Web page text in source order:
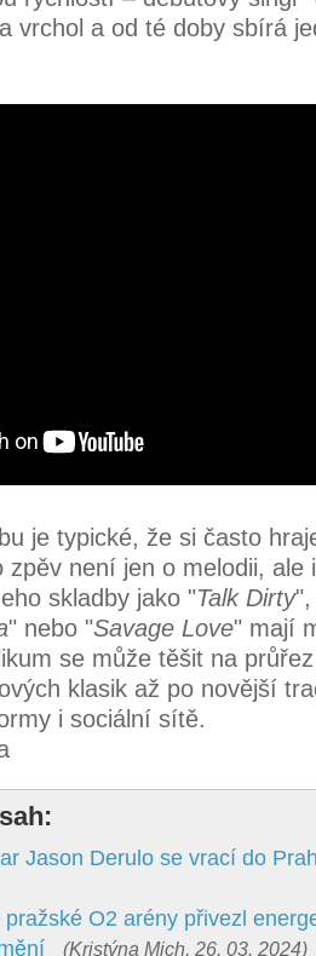
vrchol a od té doby sbírá
je typické, že si často
zpěv není jen o melodii, ale
skladby jako "Talk Dirty",
" nebo "Savage Love" mají
se může těšit na
klasik až po novější
i sociální sítě.
Jason Derulo se vrací do
O2 arény přivezl
(Kristýna Mich, 26. 03. 2024)